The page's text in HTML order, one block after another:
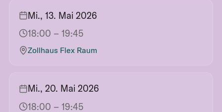
Mi., 13. Mai 2026
18:00 – 19:45
Zollhaus Flex Raum
Mi., 20. Mai 2026
18:00 – 19:45